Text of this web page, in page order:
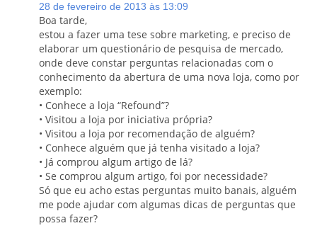
28 de fevereiro de 2013 às 13:09
Boa tarde,
estou a fazer uma tese sobre marketing, e preciso de
elaborar um questionário de pesquisa de mercado,
onde deve constar perguntas relacionadas com o
conhecimento da abertura de uma nova loja, como por
exemplo:
• Conhece a loja “Refound”?
• Visitou a loja por iniciativa própria?
• Visitou a loja por recomendação de alguém?
• Conhece alguém que já tenha visitado a loja?
• Já comprou algum artigo de lá?
• Se comprou algum artigo, foi por necessidade?
Só que eu acho estas perguntas muito banais, alguém
me pode ajudar com algumas dicas de perguntas que
possa fazer?